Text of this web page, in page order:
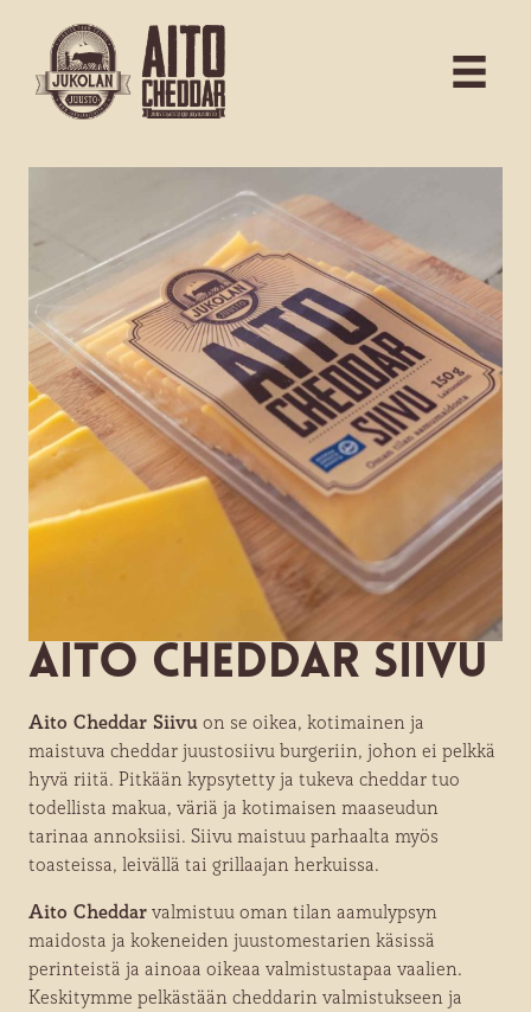
Aito Cheddar Siivu
Aito Cheddar Siivu on se oikea, kotimainen ja
maistuva cheddar juustosiivu burgeriin, johon ei pelkkä
hyvä riitä. Pitkään kypsytetty ja tukeva cheddar tuo
todellista makua, väriä ja kotimaisen maaseudun
tarinaa annoksiisi. Siivu maistuu parhaalta myös
toasteissa, leivällä tai grillaajan herkuissa.
Aito Cheddar valmistuu oman tilan aamulypsyn
maidosta ja kokeneiden juustomestarien käsissä
perinteistä ja ainoaa oikeaa valmistustapaa vaalien.
Keskitymme pelkästään cheddarin valmistukseen ja